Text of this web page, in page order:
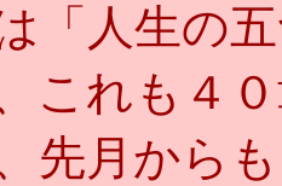
「人生の
これも４
先月から